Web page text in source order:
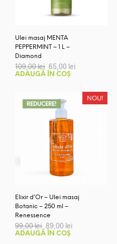
Ulei masaj MENTA
PEPPERMINT – 1 L –
Diamond
109,00lei Prețul
inițial
65,00 lei
ADAUGĂ ÎN COȘ
NOU!
REDUCERE!
Elixir d’Or – Ulei masaj
Botanic – 250 ml –
Renessence
99,00lei Prețul
inițial
89,00 lei
ADAUGĂ ÎN COȘ